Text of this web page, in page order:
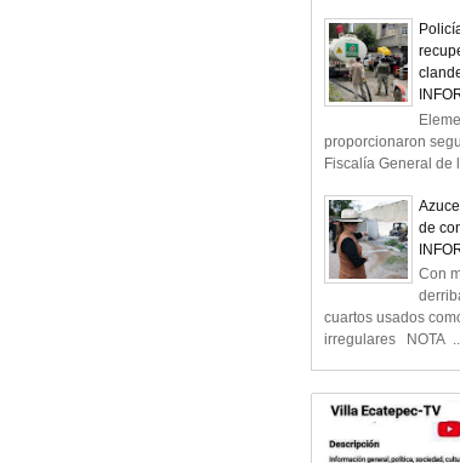
proporcionaron
Fiscalía General de
de
Con
cuartos usados
irregulares NOTA